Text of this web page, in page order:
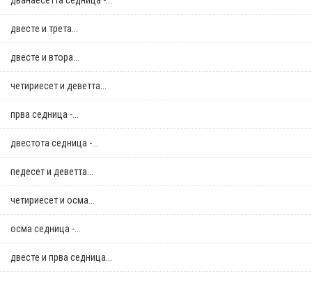
двестe и трета...
двестe и втора...
четириесет и деветта...
прва седница -...
двестота седница -...
педесет и деветта...
четириесет и осма...
осма седница -...
двестe и прва седница...